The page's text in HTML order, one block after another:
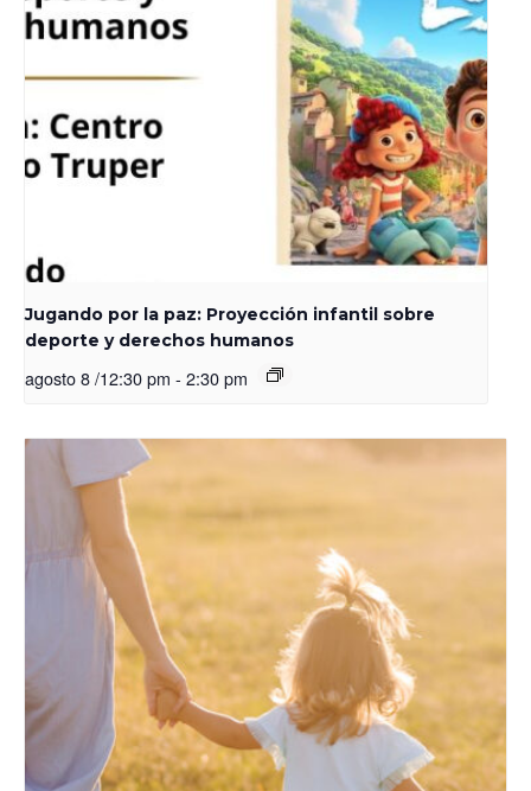
Jugando por la paz: Proyección infantil sobre
deporte y derechos humanos
agosto 8 /12:30 pm - 2:30 pm